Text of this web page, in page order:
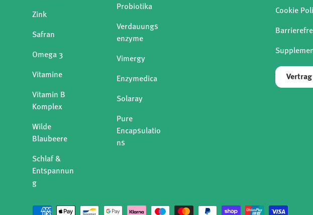
Zink
Safran
Omega 3
Vitamine
Vitamin B
Komplex
Wilde
Blaubeere
Schlaf &
Entspannun
g
Probiotika
Verdauungs
enzyme
Vimergy
Enzymedica
Solaray
Pure
Encapsulatio
ns
Cookie
Zahlungsmethoden